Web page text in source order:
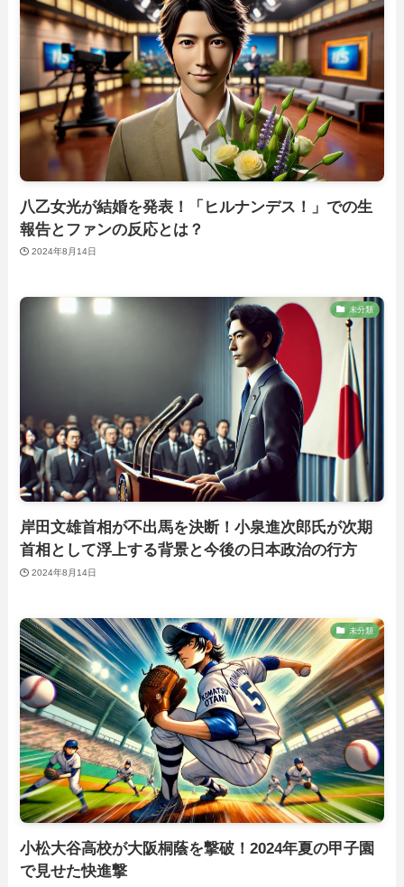
八乙女光が結婚を発表！「ヒルナンデス！」での生
報告とファンの反応とは？
2024年8月14日
未分類
岸田文雄首相が不出馬を決断！小泉進次郎氏が次期
首相として浮上する背景と今後の日本政治の行方
2024年8月14日
未分類
小松大谷高校が大阪桐蔭を撃破！2024年夏の甲子園
で見せた快進撃